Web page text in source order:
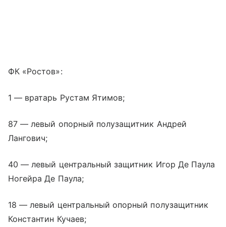
ФК «Ростов»:
1 — вратарь Рустам Ятимов;
87 — левый опорный полузащитник Андрей
Лангович;
40 — левый центральный защитник Игор Де Паула
Ногейра Де Паула;
18 — левый центральный опорный полузащитник
Константин Кучаев;